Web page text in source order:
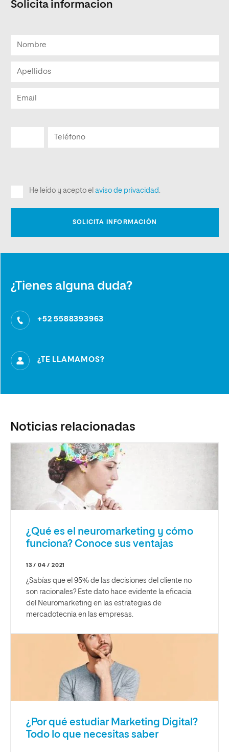
Solicita informacion
¿Tienes alguna duda?
+52 5588393963
¿TE LLAMAMOS?
Noticias relacionadas
¿Qué es el neuromarketing y cómo
funciona? Conoce sus ventajas
13 / 04 / 2021
¿Sabías que el 95% de las decisiones del cliente no
son racionales? Este dato hace evidente la eficacia
del Neuromarketing en las estrategias de
mercadotecnia en las empresas.
¿Por qué estudiar Marketing Digital?
Todo lo que necesitas saber